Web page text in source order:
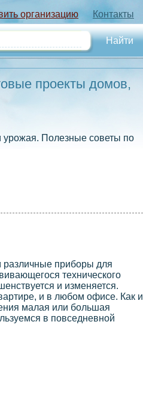
организацию Контакты
проекты домов,
урожая. Полезные советы по
различные приборы для
технического
и изменяется.
и в любом офисе. Как и
малая или большая
в повседневной